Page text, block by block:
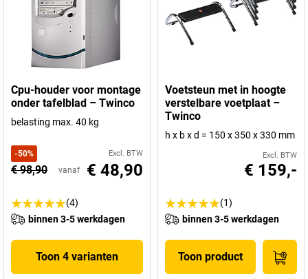
Cpu-houder voor montage
onder tafelblad – Twinco
belasting max. 40 kg
-50% Excl. BTW
€ 98,90 vanaf € 48,90
(4)
binnen 3-5 werkdagen
Toon 4 varianten
Voetsteun met in hoogte
verstelbare voetplaat –
Twinco
h x b x d = 150 x 350 x 330 mm
Excl. BTW
€ 159,-
(1)
binnen 3-5 werkdagen
Toon product